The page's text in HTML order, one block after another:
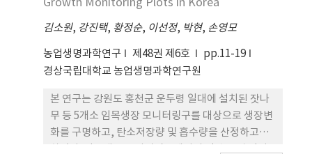
activity, enhancing the acetaldehyde
degradation. Cinnamomum cassia Presl
extract dramatically inhibited ADH activity
compared with ALDH activity, thus potently
decreasing the acetaldehyde formation. ADH
and ALDH activities were proportionally
inhibited according to the increased
concentration of Cinnamomum cassia Presl
extract. The aqueous extract of
Growth Monitoring Plots in Korea
김소원, 강진택, 황정순, 이선정, 박현, 손영모
농업생명과학연구 제48권 제6호
pp.11-19
경상국립대학교 농업생명과학연구원
본 연구는 강원도 홍천군 운두령 일대에 설치된 잣나
무 등 5개소 임목생장 모니터링구를 대상으로 생장변
화를 구명하고, 탄소저장량 및 흡수량을 산정하고자